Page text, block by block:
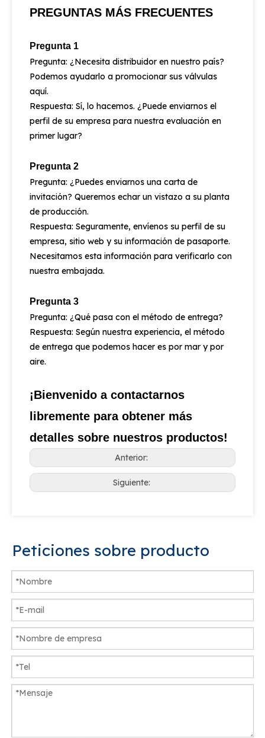
PREGUNTAS MÁS FRECUENTES
Pregunta 1
Pregunta: ¿Necesita distribuidor en nuestro país?
Podemos ayudarlo a promocionar sus válvulas
aquí.
Respuesta: Sí, lo hacemos. ¿Puede enviarnos el
perfil de su empresa para nuestra evaluación en
primer lugar?
Pregunta 2
Pregunta: ¿Puedes enviarnos una carta de
invitación? Queremos echar un vistazo a su planta
de producción.
Respuesta: Seguramente, envíenos su perfil de su
empresa, sitio web y su información de pasaporte.
Necesitamos esta información para verificarlo con
nuestra embajada.
Pregunta 3
Pregunta: ¿Qué pasa con el método de entrega?
Respuesta: Según nuestra experiencia, el método
de entrega que podemos hacer es por mar y por
aire.
¡Bienvenido a contactarnos
libremente para obtener más
detalles sobre nuestros productos!
Anterior:
Siguiente:
Peticiones sobre producto